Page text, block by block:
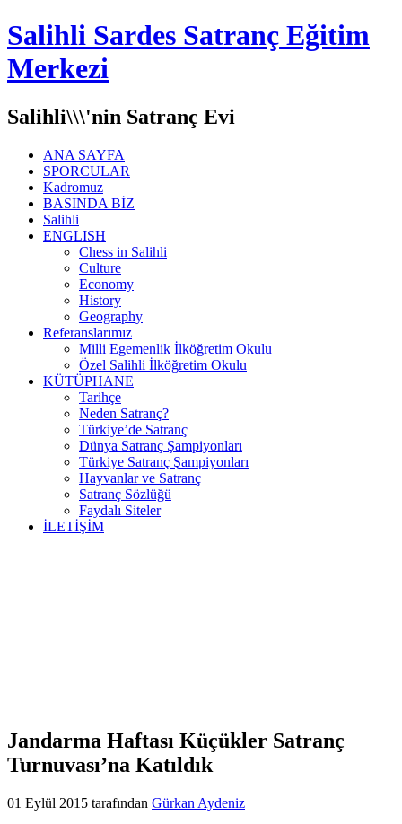
Salihli Sardes Satranç Eğitim
Merkezi
Salihli\\\'nin Satranç Evi
ANA SAYFA
SPORCULAR
Kadromuz
BASINDA BİZ
Salihli
ENGLISH
Chess in Salihli
Culture
Economy
History
Geography
Referanslarımız
Milli Egemenlik İlköğretim Okulu
Özel Salihli İlköğretim Okulu
KÜTÜPHANE
Tarihçe
Neden Satranç?
Türkiye’de Satranç
Dünya Satranç Şampiyonları
Türkiye Satranç Şampiyonları
Hayvanlar ve Satranç
Satranç Sözlüğü
Faydalı Siteler
İLETİŞİM
Jandarma Haftası Küçükler Satranç
Turnuvası’na Katıldık
01 Eylül 2015 tarafından Gürkan Aydeniz